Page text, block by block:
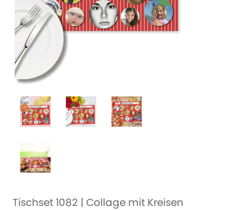
Tischset 1082 | Collage mit Kreisen